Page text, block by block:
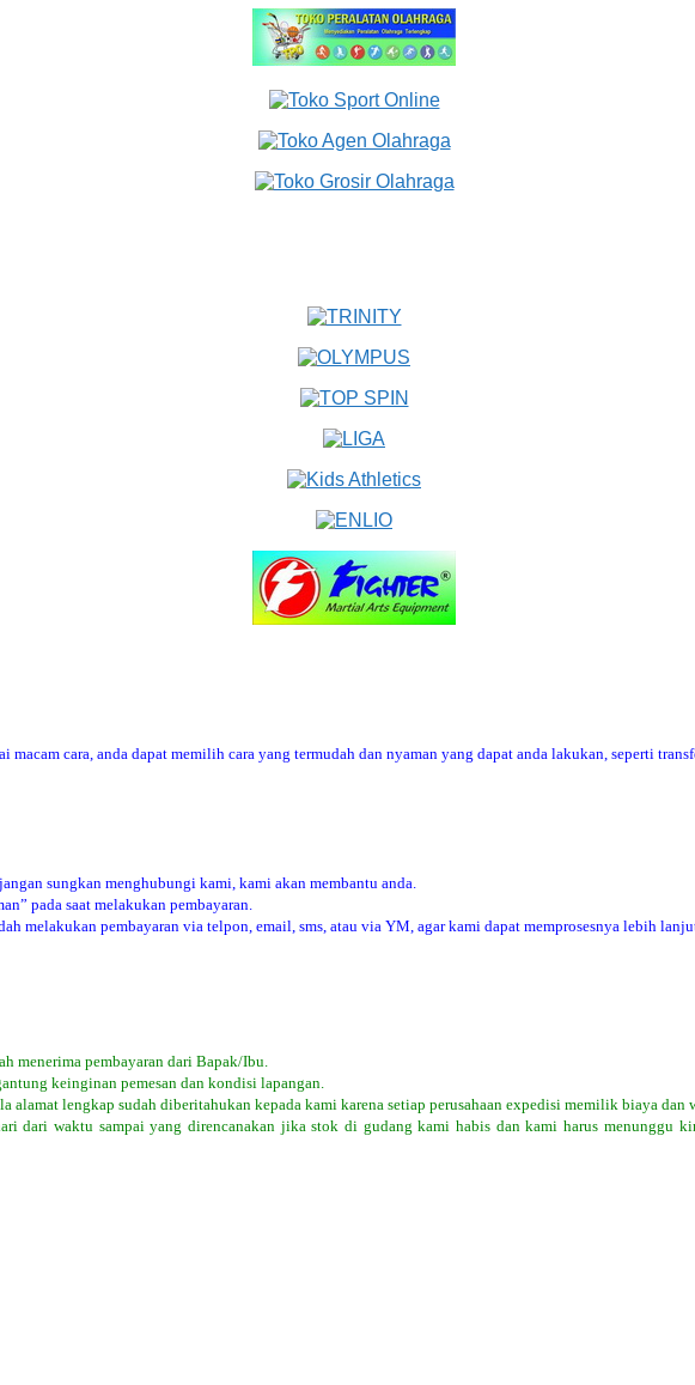
macam cara, anda dapat memilih cara yang termudah dan nyaman yang dapat anda lakukan, seperti
sungkan menghubungi kami, kami akan membantu anda.
pada saat melakukan pembayaran.
melakukan pembayaran via telpon, email, sms, atau via YM, agar kami dapat memprosesnya lebih
menerima pembayaran dari Bapak/Ibu.
keinginan pemesan dan kondisi lapangan.
lengkap sudah diberitahukan kepada kami karena setiap perusahaan expedisi memilik biaya dan
dari waktu sampai yang direncanakan jika stok di gudang kami habis dan kami harus menunggu